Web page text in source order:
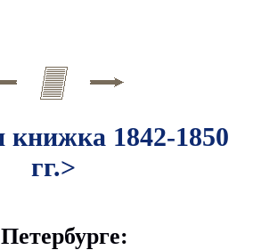
книжка 1842-1850
гг.>